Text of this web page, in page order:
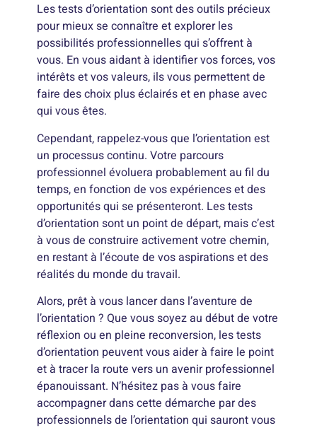
Les tests d’orientation sont des outils précieux
pour mieux se connaître et explorer les
possibilités professionnelles qui s’offrent à
vous. En vous aidant à identifier vos forces, vos
intérêts et vos valeurs, ils vous permettent de
faire des choix plus éclairés et en phase avec
qui vous êtes.
Cependant, rappelez-vous que l’orientation est
un processus continu. Votre parcours
professionnel évoluera probablement au fil du
temps, en fonction de vos expériences et des
opportunités qui se présenteront. Les tests
d’orientation sont un point de départ, mais c’est
à vous de construire activement votre chemin,
en restant à l’écoute de vos aspirations et des
réalités du monde du travail.
Alors, prêt à vous lancer dans l’aventure de
l’orientation ? Que vous soyez au début de votre
réflexion ou en pleine reconversion, les tests
d’orientation peuvent vous aider à faire le point
et à tracer la route vers un avenir professionnel
épanouissant. N’hésitez pas à vous faire
accompagner dans cette démarche par des
professionnels de l’orientation qui sauront vous